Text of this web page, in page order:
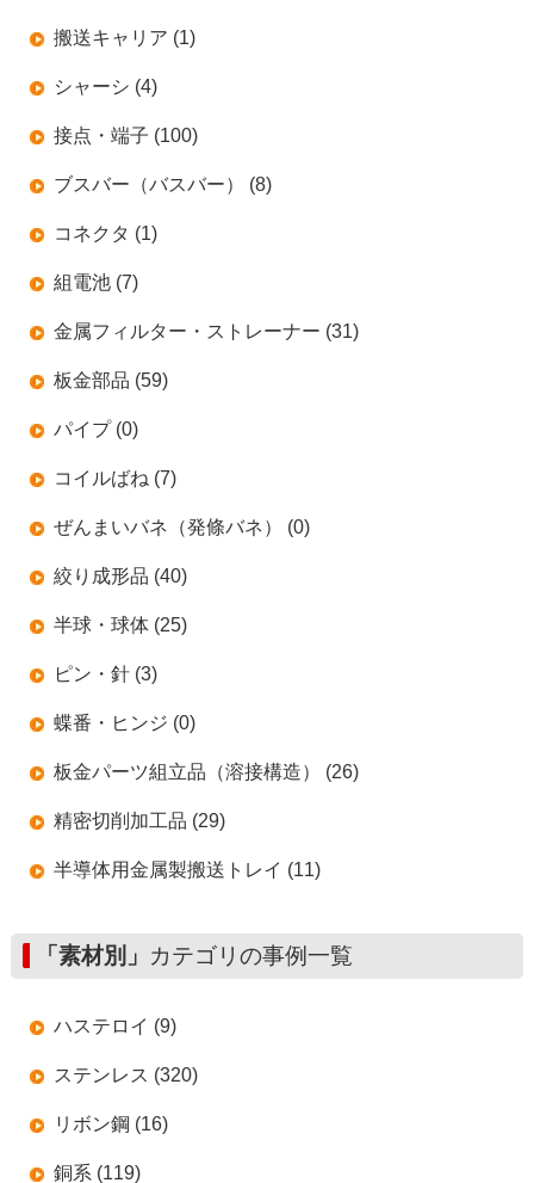
搬送キャリア (1)
シャーシ (4)
接点・端子 (100)
ブスバー（バスバー） (8)
コネクタ (1)
組電池 (7)
金属フィルター・ストレーナー (31)
板金部品 (59)
パイプ (0)
コイルばね (7)
ぜんまいバネ（発條バネ） (0)
絞り成形品 (40)
半球・球体 (25)
ピン・針 (3)
蝶番・ヒンジ (0)
板金パーツ組立品（溶接構造） (26)
精密切削加工品 (29)
半導体用金属製搬送トレイ (11)
「素材別」 カテゴリの事例一覧
ハステロイ (9)
ステンレス (320)
リボン鋼 (16)
銅系 (119)